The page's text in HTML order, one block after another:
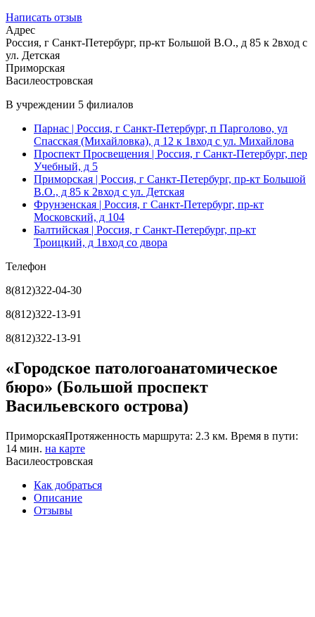
Написать отзыв
Адрес
Россия, г Санкт-Петербург, пр-кт Большой В.О., д 85 к 2вход с
ул. Детская
Приморская
Василеостровская
В учреждении 5 филиалов
Парнас | Россия, г Санкт-Петербург, п Парголово, ул
Спасская (Михайловка), д 12 к 1вход с ул. Михайлова
Проспект Просвещения | Россия, г Санкт-Петербург, пер
Учебный, д 5
Приморская | Россия, г Санкт-Петербург, пр-кт Большой
В.О., д 85 к 2вход с ул. Детская
Фрунзенская | Россия, г Санкт-Петербург, пр-кт
Московский, д 104
Балтийская | Россия, г Санкт-Петербург, пр-кт
Троицкий, д 1вход со двора
Телефон
8(812)322-04-30
8(812)322-13-91
8(812)322-13-91
«Городское патологоанатомическое
бюро» (Большой проспект
Васильевского острова)
ПриморскаяПротяженность маршрута: 2.3 км. Время в пути:
14 мин. на карте
Василеостровская
Как добраться
Описание
Отзывы